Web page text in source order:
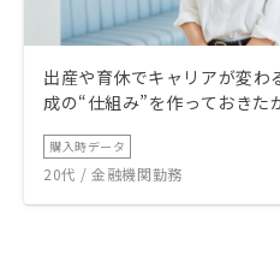
出産や育休でキャリアが変わ
成の“仕組み”を作っておきた
購入時データ
20代 / 金融機関勤務